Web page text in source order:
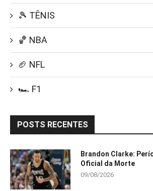
🎾 TÊNIS
🏀 NBA
🏈 NFL
🏎️ F1
POSTS RECENTES
Brandon Clarke:
Oficial da Morte
09/08/2026